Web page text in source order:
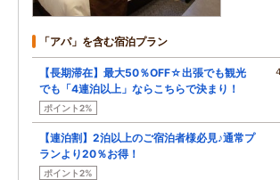
「アパ」を含む宿泊プラン
【長期滞在】最大50％OFF☆出張でも観光
でも「4連泊以上」ならこちらで決まり！
ポイント2%
4
【連泊割】2泊以上のご宿泊者様必見♪通常プ
ランより20％お得！
ポイント2%
2